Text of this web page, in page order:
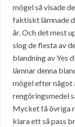
mögel så visade
faktiskt lämnade
år. Och det mest
slog de flesta av
blandning av Yes
lämnar denna
mögel efter något
rengöringsmedel
Mycket få övriga
klara ett så pass